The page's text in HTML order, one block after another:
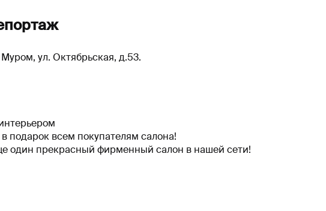
ул. Октябрьская, д.53.
подарок всем покупателям салона!
один прекрасный фирменный салон в нашей сети!